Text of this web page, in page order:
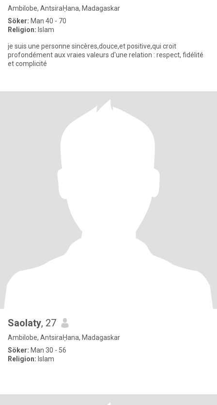
Ambilobe, AntsiraḤana, Madagaskar
Söker: Man 40 - 70
Religion: Islam
je suis une personne sincères,douce,et positive,qui croit
profondément aux vraies valeurs d'une relation : respect, fidélité
et complicité
Saolaty, 27
Ambilobe, AntsiraḤana, Madagaskar
Söker: Man 30 - 56
Religion: Islam